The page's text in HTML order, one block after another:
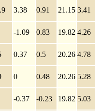
3.38 0.91 21.15 3.41
-1.09 0.83 19.82 4.26
0.37 0.5 20.26 4.78
0 0.48 20.26 5.28
-0.37 -0.23 19.82 5.03